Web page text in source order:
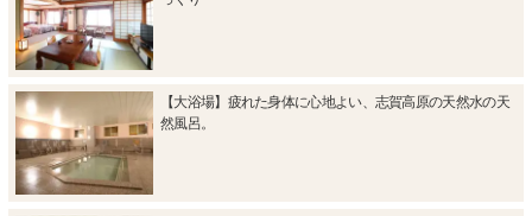
【大浴場】疲れた身体に心地よい、志賀高原の天然水の天
然風呂。